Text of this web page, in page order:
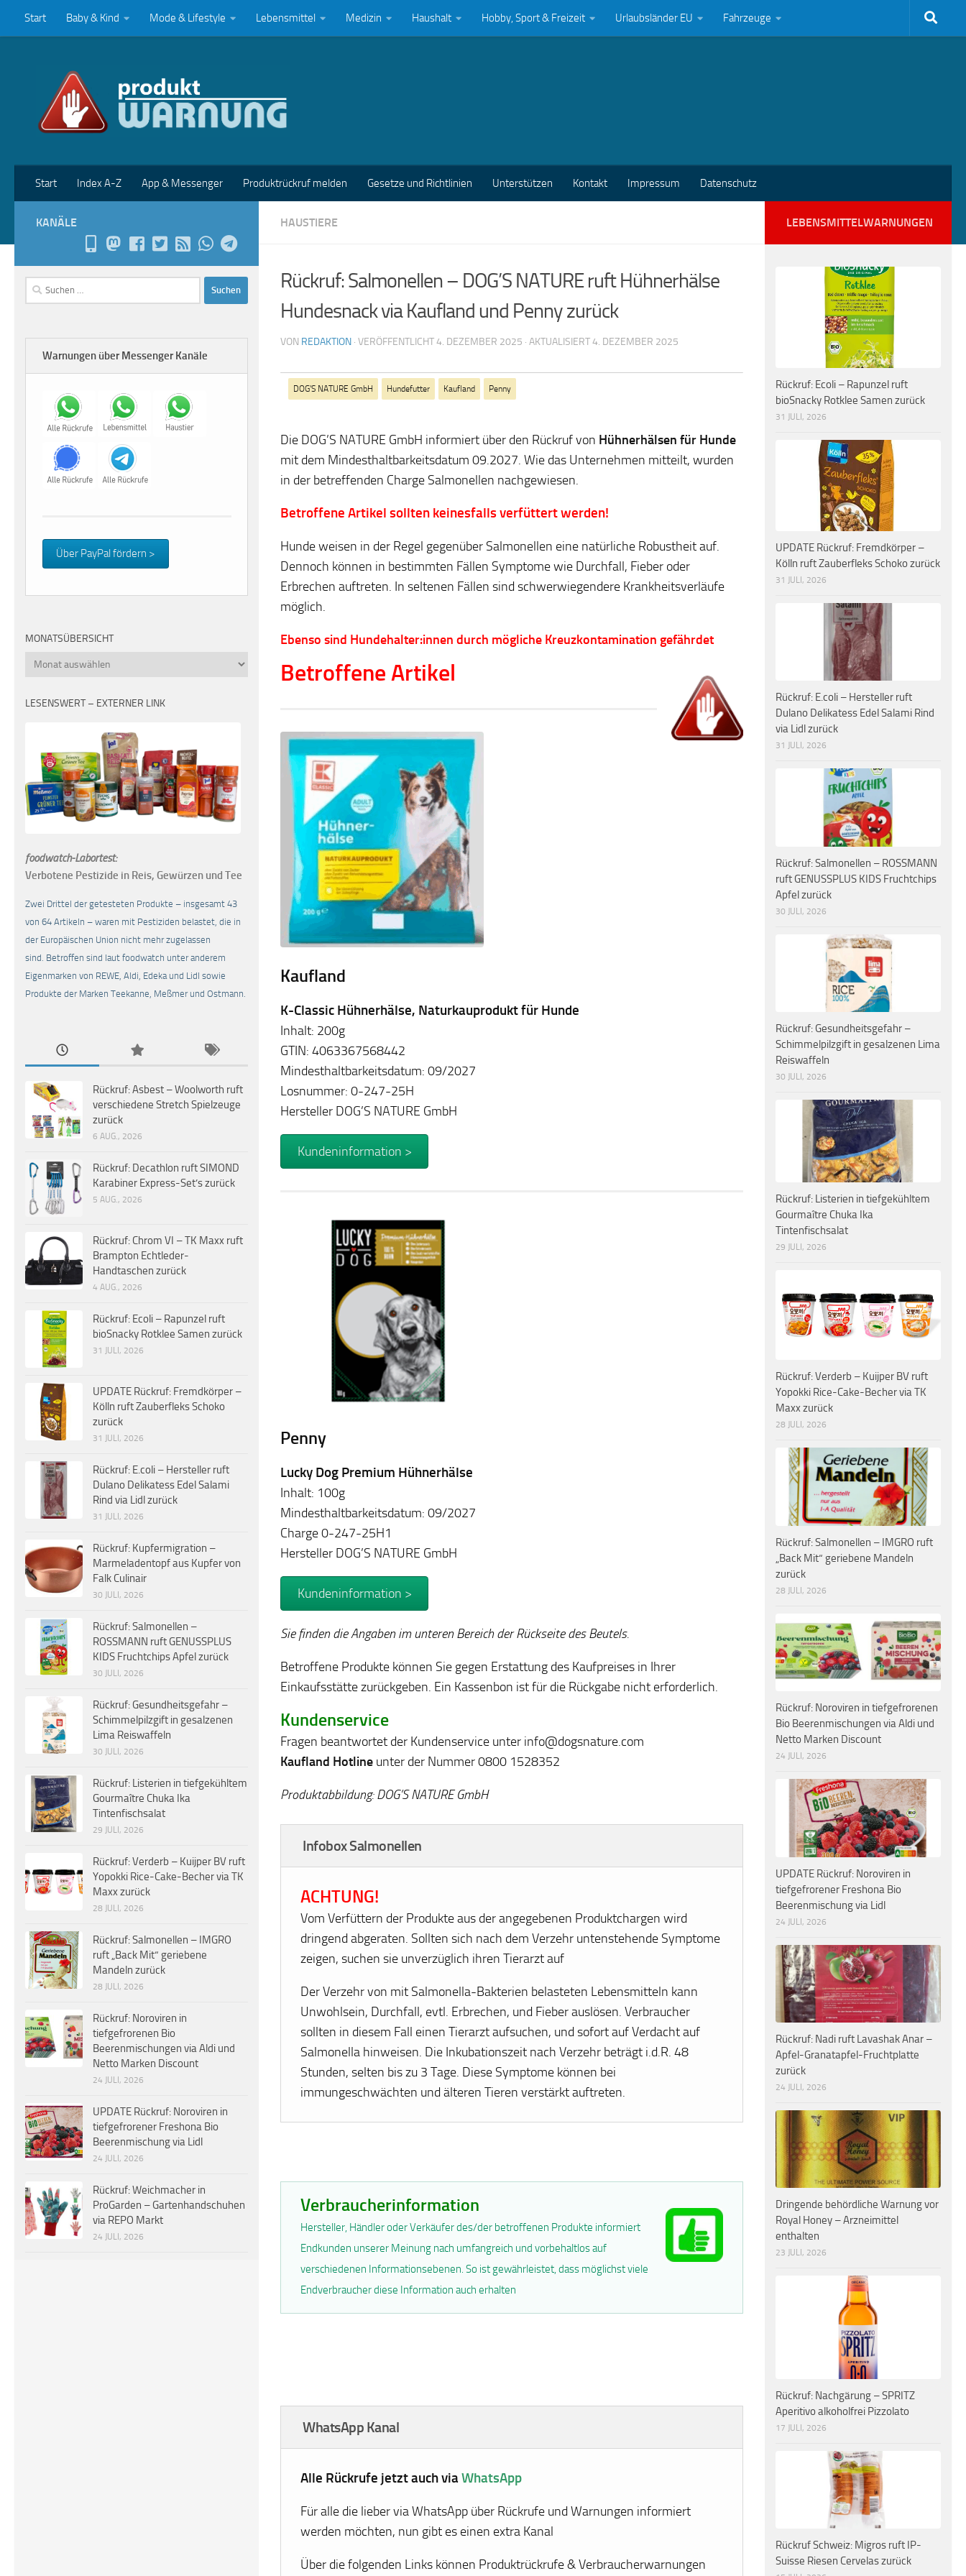
Zum Inhalt springen
Start Baby & Kind Mode & Lifestyle Lebensmittel Medizin Haushalt Hobby, Sport & Freizeit Urlaubsländer EU Fahrzeuge
Start Index A-Z App & Messenger Produktrückruf melden Gesetze und Richtlinien Unterstützen Kontakt Impressum Datenschutz
HAUSTIERE
Rückruf: Salmonellen – DOG’S NATURE ruft Hühnerhälse
Hundesnack via Kaufland und Penny zurück
VON REDAKTION · VERÖFFENTLICHT4. DEZEMBER 2025 · AKTUALISIERT4. DEZEMBER 2025
DOG’S NATURE GmbH Hundefutter Kaufland Penny
Die DOG’S NATURE GmbH informiert über den Rückruf von Hühnerhälsen für Hunde
mit dem Mindesthaltbarkeitsdatum 09.2027. Wie das Unternehmen mitteilt, wurden
in der betreffenden Charge Salmonellen nachgewiesen.
Betroffene Artikel sollten keinesfalls verfüttert werden!
Hunde weisen in der Regel gegenüber Salmonellen eine natürliche Robustheit auf.
Dennoch können in bestimmten Fällen Symptome wie Durchfall, Fieber oder
Erbrechen auftreten. In seltenen Fällen sind schwerwiegendere Krankheitsverläufe
möglich.
Ebenso sind Hundehalter:innen durch mögliche Kreuzkontamination gefährdet
Betroffene Artikel
Kaufland
K-Classic Hühnerhälse, Naturkauprodukt für Hunde
Inhalt: 200g
GTIN: 4063367568442
Mindesthaltbarkeitsdatum: 09/2027
Losnummer: 0-247-25H
Hersteller DOG’S NATURE GmbH
Kundeninformation >
Penny
Lucky Dog Premium Hühnerhälse
Inhalt: 100g
Mindesthaltbarkeitsdatum: 09/2027
Charge 0-247-25H1
Hersteller DOG’S NATURE GmbH
Kundeninformation >
Sie finden die Angaben im unteren Bereich der Rückseite des Beutels.
Betroffene Produkte können Sie gegen Erstattung des Kaufpreises in Ihrer
Einkaufsstätte zurückgeben. Ein Kassenbon ist für die Rückgabe nicht erforderlich.
Kundenservice
Fragen beantwortet der Kundenservice unter info@dogsnature.com
Kaufland Hotline unter der Nummer 0800 1528352
Produktabbildung: DOG’S NATURE GmbH
Infobox Salmonellen
ACHTUNG!
Vom Verfüttern der Produkte aus der angegebenen Produktchargen wird
dringend abgeraten. Sollten sich nach dem Verzehr untenstehende Symptome
zeigen, suchen sie unverzüglich ihren Tierarzt auf
Der Verzehr von mit Salmonella-Bakterien belasteten Lebensmitteln kann
Unwohlsein, Durchfall, evtl. Erbrechen, und Fieber auslösen. Verbraucher
sollten in diesem Fall einen Tierarzt aufsuchen, und sofort auf Verdacht auf
Salmonella hinweisen. Die Inkubationszeit nach Verzehr beträgt i.d.R. 48
Stunden, selten bis zu 3 Tage. Diese Symptome können bei
immungeschwächten und älteren Tieren verstärkt auftreten.
Verbraucherinformation
Hersteller, Händler oder Verkäufer des/der betroffenen Produkte informiert
Endkunden unserer Meinung nach umfangreich und vorbehaltlos auf
verschiedenen Informationsebenen. So ist gewährleistet, dass möglichst viele
Endverbraucher diese Information auch erhalten
WhatsApp Kanal
Alle Rückrufe jetzt auch viaWhatsApp
Für alle die lieber via WhatsApp über Rückrufe und Warnungen informiert
werden möchten, nun gibt es einen extra Kanal
Über die folgenden Links können Produktrückrufe & Verbraucherwarnungen
KANÄLE
Suchen
nach:
Warnungen über Messenger Kanäle
Über PayPal fördern >
MONATSÜBERSICHT
Monatsübersicht
LESENSWERT – EXTERNER LINK
foodwatch-Labortest:
Verbotene Pestizide in Reis, Gewürzen und Tee
Zwei Drittel der getesteten Produkte – insgesamt 43
von 64 Artikeln – waren mit Pestiziden belastet, die in
der Europäischen Union nicht mehr zugelassen
sind. Betroffen sind laut foodwatch unter anderem
Eigenmarken von REWE, Aldi, Edeka und Lidl sowie
Produkte der Marken Teekanne, Meßmer und Ostmann.
Rückruf: Asbest – Woolworth ruft
verschiedene Stretch Spielzeuge
zurück
6 AUG., 2026
Rückruf: Decathlon ruft SIMOND
Karabiner Express-Set’s zurück
5 AUG., 2026
Rückruf: Chrom VI – TK Maxx ruft
Brampton Echtleder-
Handtaschen zurück
4 AUG., 2026
Rückruf: Ecoli – Rapunzel ruft
bioSnacky Rotklee Samen zurück
31 JULI, 2026
UPDATE Rückruf: Fremdkörper –
Kölln ruft Zauberfleks Schoko
zurück
31 JULI, 2026
Rückruf: E.coli – Hersteller ruft
Dulano Delikatess Edel Salami
Rind via Lidl zurück
31 JULI, 2026
Rückruf: Kupfermigration –
Marmeladentopf aus Kupfer von
Falk Culinair
30 JULI, 2026
Rückruf: Salmonellen –
ROSSMANN ruft GENUSSPLUS
KIDS Fruchtchips Apfel zurück
30 JULI, 2026
Rückruf: Gesundheitsgefahr –
Schimmelpilzgift in gesalzenen
Lima Reiswaffeln
30 JULI, 2026
Rückruf: Listerien in tiefgekühltem
Gourmaître Chuka Ika
Tintenfischsalat
29 JULI, 2026
Rückruf: Verderb – Kuijper BV ruft
Yopokki Rice-Cake-Becher via TK
Maxx zurück
28 JULI, 2026
Rückruf: Salmonellen – IMGRO
ruft „Back Mit“ geriebene
Mandeln zurück
28 JULI, 2026
Rückruf: Noroviren in
tiefgefrorenen Bio
Beerenmischungen via Aldi und
Netto Marken Discount
24 JULI, 2026
UPDATE Rückruf: Noroviren in
tiefgefrorener Freshona Bio
Beerenmischung via Lidl
24 JULI, 2026
Rückruf: Weichmacher in
ProGarden – Gartenhandschuhen
via REPO Markt
24 JULI, 2026
LEBENSMITTELWARNUNGEN
Rückruf: Ecoli – Rapunzel ruft
bioSnacky Rotklee Samen zurück
31 JULI, 2026
UPDATE Rückruf: Fremdkörper –
Kölln ruft Zauberfleks Schoko zurück
31 JULI, 2026
Rückruf: E.coli – Hersteller ruft
Dulano Delikatess Edel Salami Rind
via Lidl zurück
31 JULI, 2026
Rückruf: Salmonellen – ROSSMANN
ruft GENUSSPLUS KIDS Fruchtchips
Apfel zurück
30 JULI, 2026
Rückruf: Gesundheitsgefahr –
Schimmelpilzgift in gesalzenen Lima
Reiswaffeln
30 JULI, 2026
Rückruf: Listerien in tiefgekühltem
Gourmaître Chuka Ika
Tintenfischsalat
29 JULI, 2026
Rückruf: Verderb – Kuijper BV ruft
Yopokki Rice-Cake-Becher via TK
Maxx zurück
28 JULI, 2026
Rückruf: Salmonellen – IMGRO ruft
„Back Mit“ geriebene Mandeln
zurück
28 JULI, 2026
Rückruf: Noroviren in tiefgefrorenen
Bio Beerenmischungen via Aldi und
Netto Marken Discount
24 JULI, 2026
UPDATE Rückruf: Noroviren in
tiefgefrorener Freshona Bio
Beerenmischung via Lidl
24 JULI, 2026
Rückruf: Nadi ruft Lavashak Anar –
Apfel-Granatapfel-Fruchtplatte
zurück
24 JULI, 2026
Dringende behördliche Warnung vor
Royal Honey – Arzneimittel
enthalten
23 JULI, 2026
Rückruf: Nachgärung – SPRITZ
Aperitivo alkoholfrei Pizzolato
17 JULI, 2026
Rückruf Schweiz: Migros ruft IP-
Suisse Riesen Cervelas zurück